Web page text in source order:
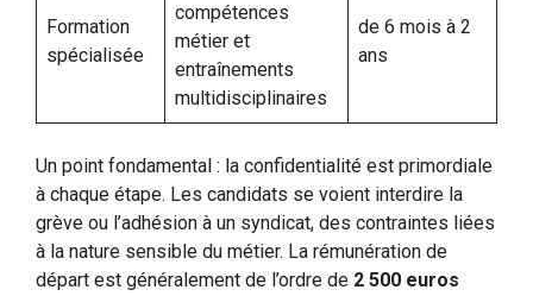
Formation
spécialisée
compétences
métier et
entraînements
multidisciplinaires
de 6 mois à 2
ans
Un point fondamental : la confidentialité est primordiale
à chaque étape. Les candidats se voient interdire la
grève ou l’adhésion à un syndicat, des contraintes liées
à la nature sensible du métier. La rémunération de
départ est généralement de l’ordre de 2 500 euros